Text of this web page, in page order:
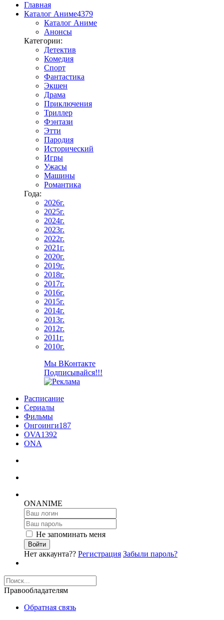
Главная
Каталог Аниме4379
Каталог Аниме
Анонсы
Категории:
Детектив
Комедия
Спорт
Фантастика
Экшен
Драма
Приключения
Триллер
Фэнтази
Этти
Пародия
Исторический
Игры
Ужасы
Машины
Романтика
Года:
2026г.
2025г.
2024г.
2023г.
2022г.
2021г.
2020г.
2019г.
2018г.
2017г.
2016г.
2015г.
2014г.
2013г.
2012г.
2011г.
2010г.
Мы ВКонтакте
Подписывайся!!!
Расписание
Сериалы
Фильмы
Онгоинги187
OVA1392
ONA
ONANIME
Не запоминать меня
Войти
Нет аккаунта?? Регистрация Забыли пароль?
Правообладателям
Обратная связь